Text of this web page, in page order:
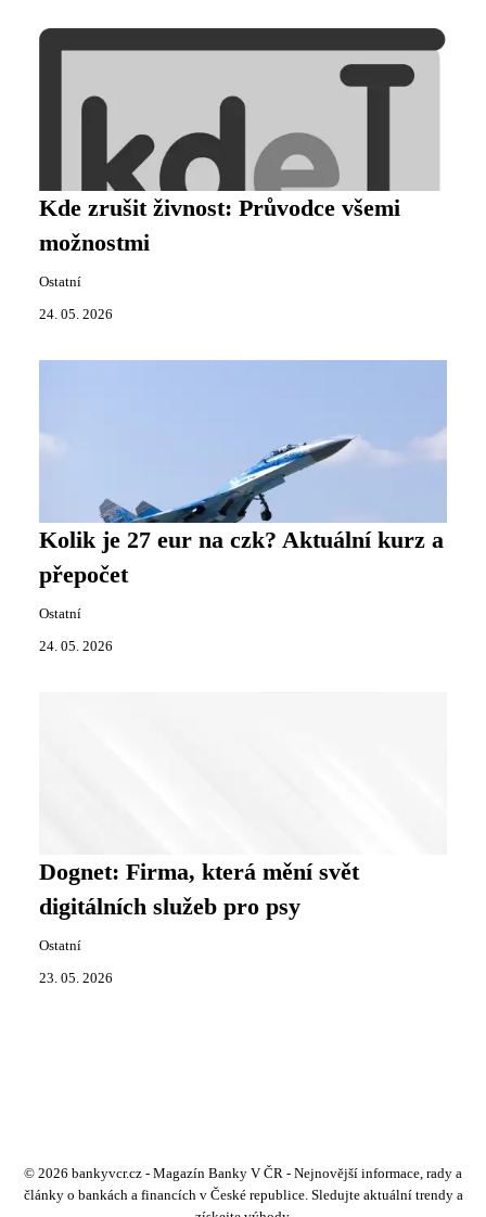
Kde zrušit živnost: Průvodce všemi
možnostmi
Ostatní
24. 05. 2026
Kolik je 27 eur na czk? Aktuální kurz a
přepočet
Ostatní
24. 05. 2026
Dognet: Firma, která mění svět
digitálních služeb pro psy
Ostatní
23. 05. 2026
© 2026 bankyvcr.cz - Magazín Banky V ČR - Nejnovější informace, rady a
články o bankách a financích v České republice. Sledujte aktuální trendy a